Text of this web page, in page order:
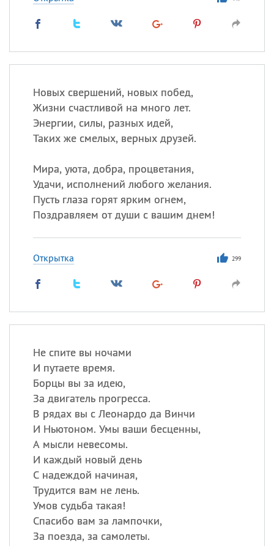
Новых свершений, новых побед,
Жизни счастливой на много лет.
Энергии, силы, разных идей,
Таких же смелых, верных друзей.
Мира, уюта, добра, процветания,
Удачи, исполнений любого желания.
Пусть глаза горят ярким огнем,
Поздравляем от души с вашим днем!
Открытка 299
Не спите вы ночами
И путаете время.
Борцы вы за идею,
За двигатель прогресса.
В рядах вы с Леонардо да Винчи
И Ньютоном. Умы ваши бесценны,
А мысли невесомы.
И каждый новый день
С надеждой начиная,
Трудится вам не лень.
Умов судьба такая!
Спасибо вам за лампочки,
За поезда, за самолеты.